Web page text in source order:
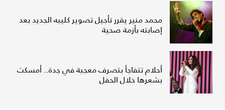
محمد منير يقرر تأجيل تصوير كليبه الجديد بعد
إصابته بأزمة صحية
أحلام تتفاجأ بتصرف معجبة في جدة.. أمسكت
بشعرها خلال الحفل